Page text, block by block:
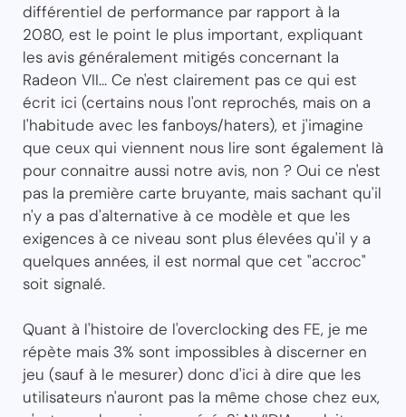
différentiel de performance par rapport à la
2080, est le point le plus important, expliquant
les avis généralement mitigés concernant la
Radeon VII... Ce n'est clairement pas ce qui est
écrit ici (certains nous l'ont reprochés, mais on a
l'habitude avec les fanboys/haters), et j'imagine
que ceux qui viennent nous lire sont également là
pour connaitre aussi notre avis, non ? Oui ce n'est
pas la première carte bruyante, mais sachant qu'il
n'y a pas d'alternative à ce modèle et que les
exigences à ce niveau sont plus élevées qu'il y a
quelques années, il est normal que cet "accroc"
soit signalé.
Quant à l'histoire de l'overclocking des FE, je me
répète mais 3% sont impossibles à discerner en
jeu (sauf à le mesurer) donc d'ici à dire que les
utilisateurs n'auront pas la même chose chez eux,